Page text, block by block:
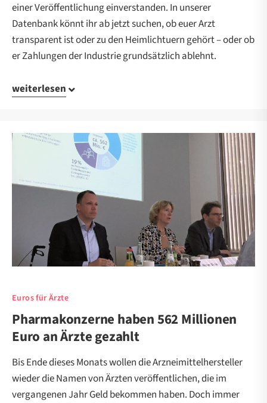
einer Veröffentlichung einverstanden. In unserer
Datenbank könnt ihr ab jetzt suchen, ob euer Arzt
transparent ist oder zu den Heimlichtuern gehört – oder ob
er Zahlungen der Industrie grundsätzlich ablehnt.
weiterlesen
Euros für Ärzte
Pharmakonzerne haben 562 Millionen
Euro an Ärzte gezahlt
Bis Ende dieses Monats wollen die Arzneimittelhersteller
wieder die Namen von Ärzten veröffentlichen, die im
vergangenen Jahr Geld bekommen haben. Doch immer